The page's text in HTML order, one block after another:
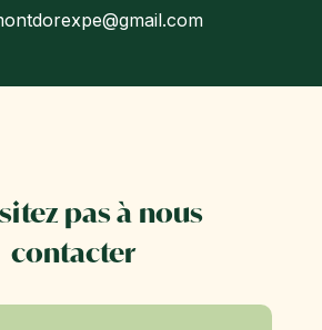
pas à nous
contacter